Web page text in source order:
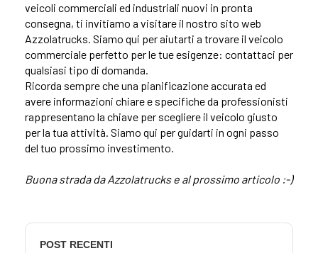
veicoli commerciali ed industriali nuovi in pronta
consegna, ti invitiamo a visitare il nostro sito web
Azzolatrucks. Siamo qui per aiutarti a trovare il veicolo
commerciale perfetto per le tue esigenze: contattaci per
qualsiasi tipo di domanda.
Ricorda sempre che una pianificazione accurata ed
avere informazioni chiare e specifiche da professionisti
rappresentano la chiave per scegliere il veicolo giusto
per la tua attività. Siamo qui per guidarti in ogni passo
del tuo prossimo investimento.
Buona strada da Azzolatrucks e al prossimo articolo :-)
POST RECENTI